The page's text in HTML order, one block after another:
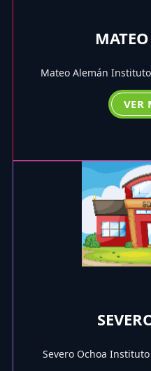
Mateo Alemán
VER
Severo Ochoa